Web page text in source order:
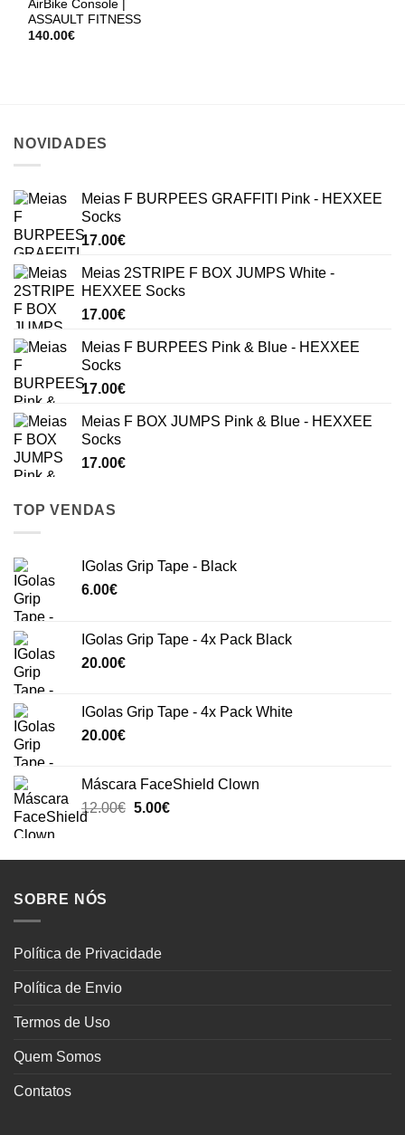
AirBike Console |
ASSAULT FITNESS
140.00€
NOVIDADES
Meias F BURPEES GRAFFITI Pink - HEXXEE
Socks
17.00€
Meias 2STRIPE F BOX JUMPS White -
HEXXEE Socks
17.00€
Meias F BURPEES Pink & Blue - HEXXEE
Socks
17.00€
Meias F BOX JUMPS Pink & Blue - HEXXEE
Socks
17.00€
TOP VENDAS
IGolas Grip Tape - Black
6.00€
IGolas Grip Tape - 4x Pack Black
20.00€
IGolas Grip Tape - 4x Pack White
20.00€
Máscara FaceShield Clown
12.00€ Original
12.00€.
5.00€Current
5.00€.
SOBRE NÓS
Política de Privacidade
Política de Envio
Termos de Uso
Quem Somos
Contatos